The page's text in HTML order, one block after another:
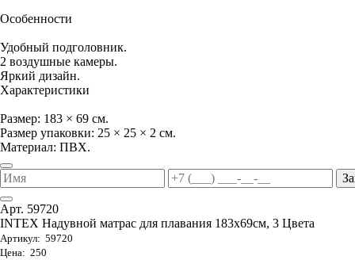
Особенности
Удобный подголовник.
2 воздушные камеры.
Яркий дизайн.
Характеристики
Размер: 183 × 69 см.
Размер упаковки: 25 × 25 × 2 см.
Материал: ПВХ.
Арт. 59720
INTEX Надувной матрас для плавания 183х69см, 3 Цвета
Артикул: 59720
Цена: 250